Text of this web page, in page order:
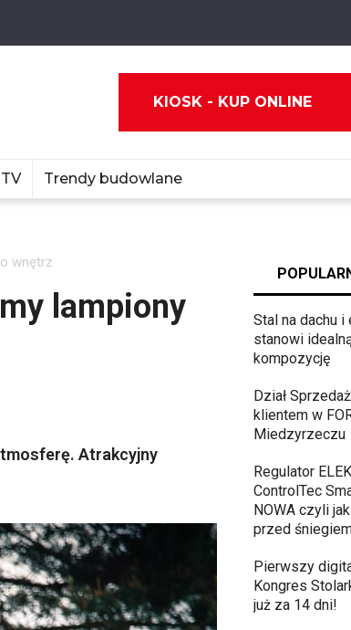
KIOSK - KUP ONLINE
Trendy budowlane
wnętrz
lampiony
Atrakcyjny
Stal na dachu i
stanowi
kompozycję
Dział
klientem w
Miedzyrzeczu
Regulator
ControlTec
NOWA czyli
przed
Pierwszy
Kongres
już za 14 dni!